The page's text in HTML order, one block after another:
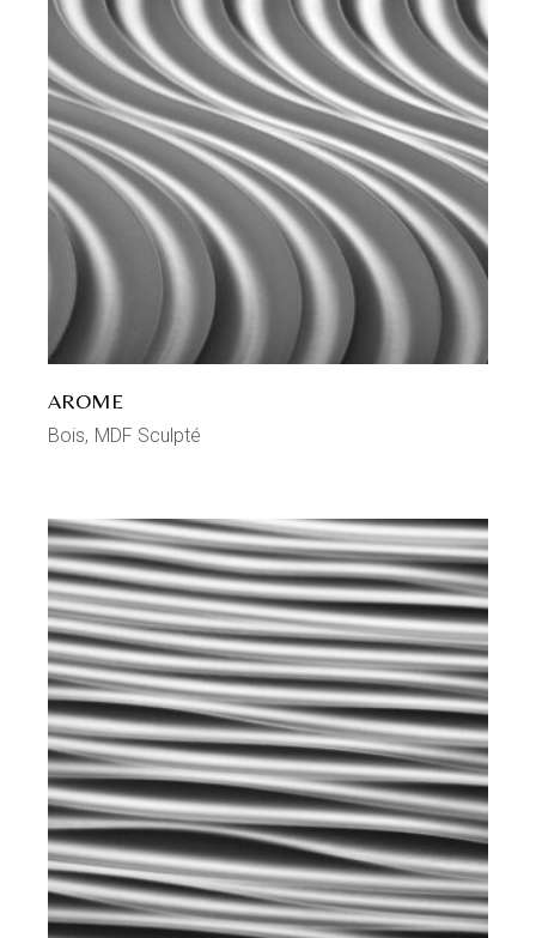
AROME
Bois MDF Sculpté